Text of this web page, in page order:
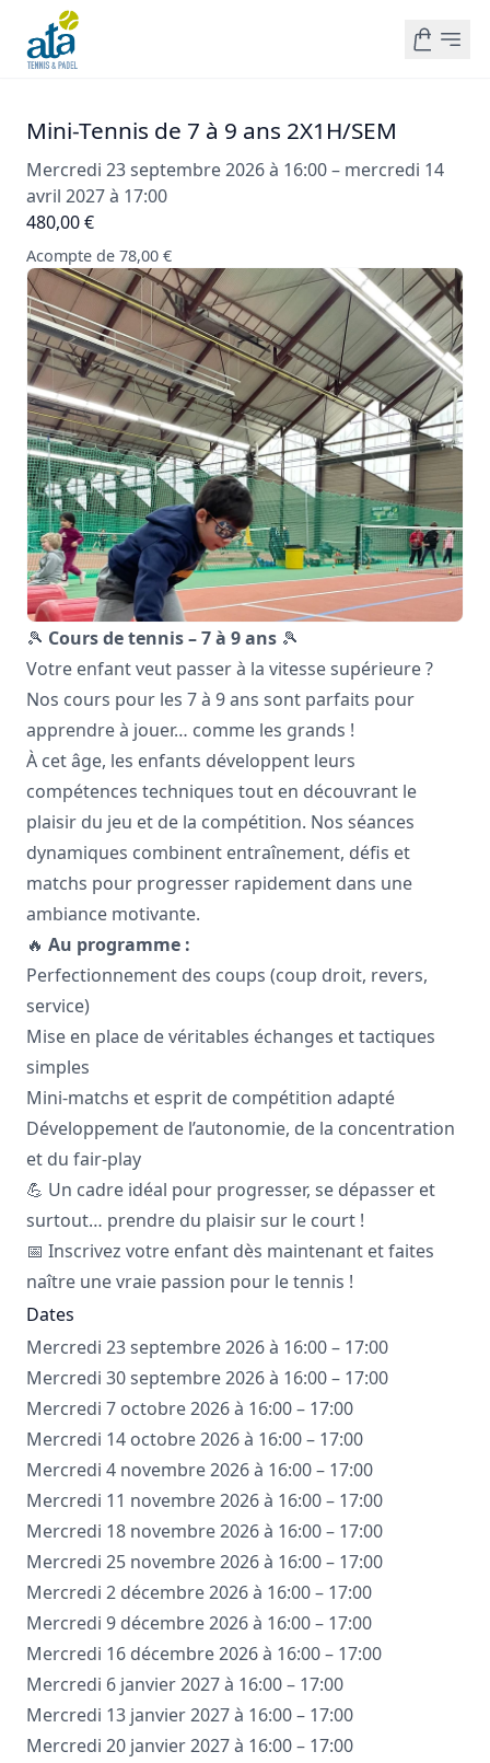
Mini-Tennis de 7 à 9 ans 2X1H/SEM
Mercredi 23 septembre 2026 à 16:00 – mercredi 14
avril 2027 à 17:00
480,00 €
Acompte de 78,00 €
🎾 Cours de tennis – 7 à 9 ans 🎾
Votre enfant veut passer à la vitesse supérieure ?
Nos cours pour les 7 à 9 ans sont parfaits pour
apprendre à jouer… comme les grands !
À cet âge, les enfants développent leurs
compétences techniques tout en découvrant le
plaisir du jeu et de la compétition. Nos séances
dynamiques combinent entraînement, défis et
matchs pour progresser rapidement dans une
ambiance motivante.
🔥 Au programme :
Perfectionnement des coups (coup droit, revers,
service)
Mise en place de véritables échanges et tactiques
simples
Mini-matchs et esprit de compétition adapté
Développement de l’autonomie, de la concentration
et du fair-play
💪 Un cadre idéal pour progresser, se dépasser et
surtout… prendre du plaisir sur le court !
📅 Inscrivez votre enfant dès maintenant et faites
naître une vraie passion pour le tennis !
Dates
Mercredi 23 septembre 2026 à 16:00 – 17:00
Mercredi 30 septembre 2026 à 16:00 – 17:00
Mercredi 7 octobre 2026 à 16:00 – 17:00
Mercredi 14 octobre 2026 à 16:00 – 17:00
Mercredi 4 novembre 2026 à 16:00 – 17:00
Mercredi 11 novembre 2026 à 16:00 – 17:00
Mercredi 18 novembre 2026 à 16:00 – 17:00
Mercredi 25 novembre 2026 à 16:00 – 17:00
Mercredi 2 décembre 2026 à 16:00 – 17:00
Mercredi 9 décembre 2026 à 16:00 – 17:00
Mercredi 16 décembre 2026 à 16:00 – 17:00
Mercredi 6 janvier 2027 à 16:00 – 17:00
Mercredi 13 janvier 2027 à 16:00 – 17:00
Mercredi 20 janvier 2027 à 16:00 – 17:00